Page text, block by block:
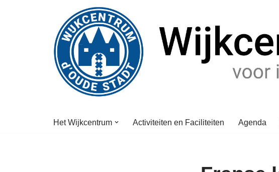
Het Wijkcentrum Activiteiten en Faciliteiten Agenda